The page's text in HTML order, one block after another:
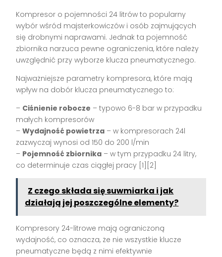
Kompresor o pojemności 24 litrów to popularny
wybór wśród majsterkowiczów i osób zajmujących
się drobnymi naprawami. Jednak ta pojemność
zbiornika narzuca pewne ograniczenia, które należy
uwzględnić przy wyborze klucza pneumatycznego.
Najważniejsze parametry kompresora, które mają
wpływ na dobór klucza pneumatycznego to:
– Ciśnienie robocze – typowo 6-8 bar w przypadku
małych kompresorów
–Wydajność powietrza – w kompresorach 24l
zazwyczaj wynosi od 150 do 200 l/min
– Pojemność zbiornika – w tym przypadku 24 litry,
co determinuje czas ciągłej pracy [1][2]
Z czego składa się suwmiarka i jak
działają jej poszczególne elementy?
Kompresory 24-litrowe mają ograniczoną
wydajność, co oznacza, że nie wszystkie klucze
pneumatyczne będą z nimi efektywnie